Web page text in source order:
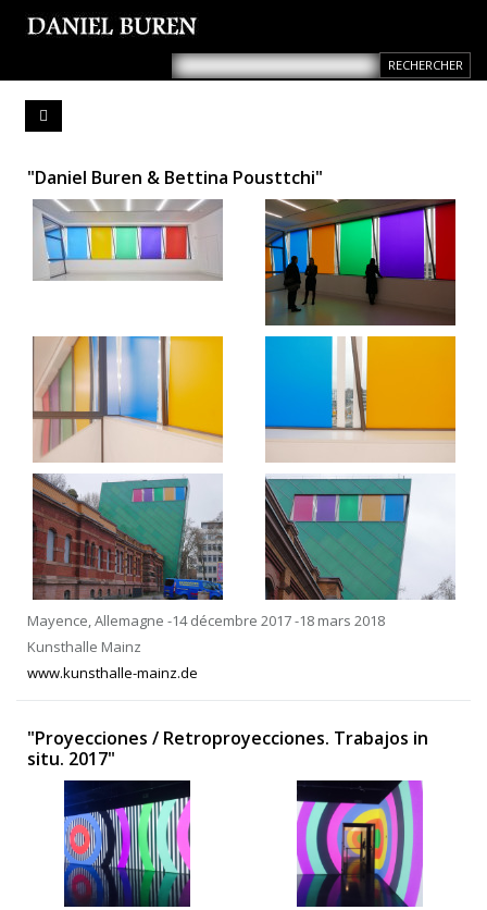
"Daniel Buren & Bettina Pousttchi"
Mayence, Allemagne -14 décembre 2017 -18 mars 2018
Kunsthalle Mainz
www.kunsthalle-mainz.de
"Proyecciones / Retroproyecciones. Trabajos in
situ. 2017"